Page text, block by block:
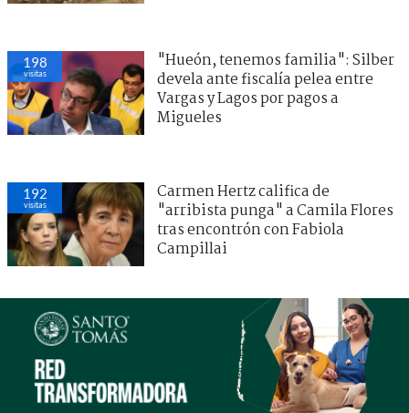
198
visitas
"Hueón, tenemos familia": Silber
devela ante fiscalía pelea entre
Vargas y Lagos por pagos a
Migueles
192
visitas
Carmen Hertz califica de
"arribista punga" a Camila Flores
tras encontrón con Fabiola
Campillai